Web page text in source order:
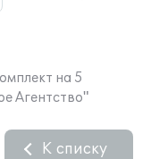
на 5
Агентство"
К списку